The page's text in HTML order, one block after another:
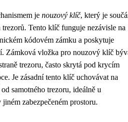
je nouzový klíč, který je
Tento klíč funguje nezávisle na
kódovém zámku a poskytuje
Zámková vložka pro nouzový klíč
trezoru, často skrytá pod krycím
Je zásadní tento klíč uchovávat na
samotného trezoru, ideálně u
zabezpečeném prostoru.